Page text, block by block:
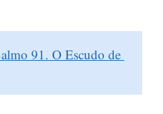
91. O Escudo de